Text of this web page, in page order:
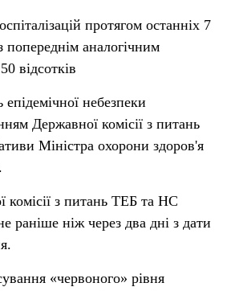
протягом останніх 7
попереднім аналогічним
відсотків
небезпеки
Державної комісії з питань
Міністра охорони здоров'я
комісії з питань ТЕБ та НС
раніше ніж через два дні з дати
«червоного» рівня